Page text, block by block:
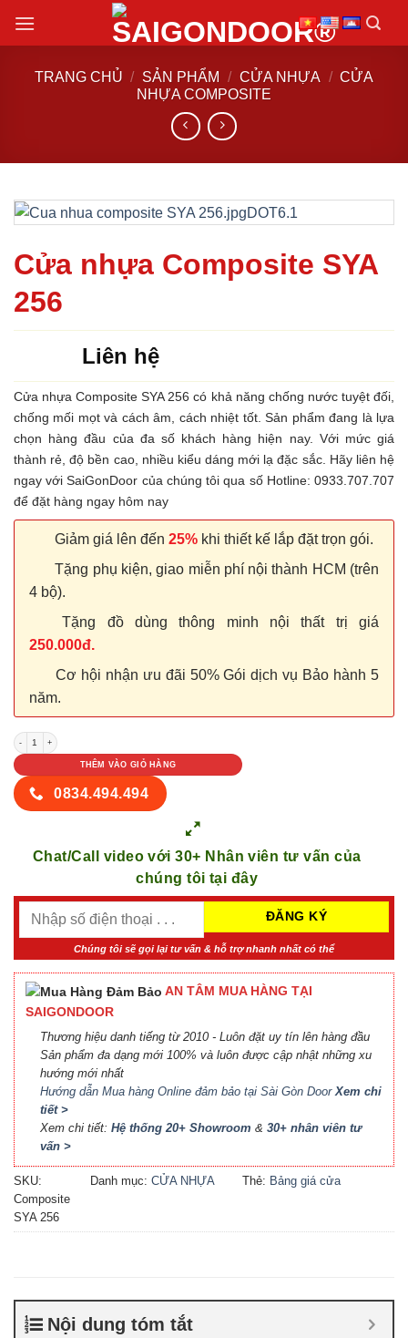
đến
TRANG CHỦ / SẢN PHẨM / CỬA NHỰA / CỬA
NHỰA COMPOSITE
Cửa nhựa Composite SYA
256
Liên hệ
Cửa nhựa Composite SYA 256 có khả năng chống nước tuyệt đối,
chống mối mọt và cách âm, cách nhiệt tốt. Sản phẩm đang là lựa
chọn hàng đầu của đa số khách hàng hiện nay. Với mức giá
thành rẻ, độ bền cao, nhiều kiểu dáng mới lạ đặc sắc. Hãy liên hệ
ngay với SaiGonDoor của chúng tôi qua số Hotline: 0933.707.707
để đặt hàng ngay hôm nay
Giảm giá lên đến 25% khi thiết kế lắp đặt trọn gói.
Tặng phụ kiện, giao miễn phí nội thành HCM (trên
4 bộ).
Tặng đồ dùng thông minh nội thất trị giá
250.000đ.
Cơ hội nhận ưu đãi 50% Gói dịch vụ Bảo hành 5
năm.
Cửa nhựa Composite SYA 256 số lượng
THÊM VÀO GIỎ HÀNG
0834.494.494
Chat/Call video với 30+ Nhân viên tư vấn của
chúng tôi tại đây
Chúng tôi sẽ gọi lại tư vấn & hỗ trợ nhanh nhất có thể
AN TÂM MUA HÀNG TẠI
SAIGONDOOR
Thương hiệu danh tiếng từ 2010 - Luôn đặt uy tín lên hàng đầu
Sản phẩm đa dạng mới 100% và luôn được cập nhật những xu
hướng mới nhất
Hướng dẫn Mua hàng Online đảm bảo tại Sài Gòn DoorXem chi
tiết >
Xem chi tiết: Hệ thống 20+ Showroom & 30+ nhân viên tư
vấn >
SKU:
Composite
SYA 256
Danh mục: CỬA NHỰA
Thẻ: Bảng giá cửa
Composite giá bao nhiêu,
xuất cửa nhựa composite
Nội dung tóm tắt